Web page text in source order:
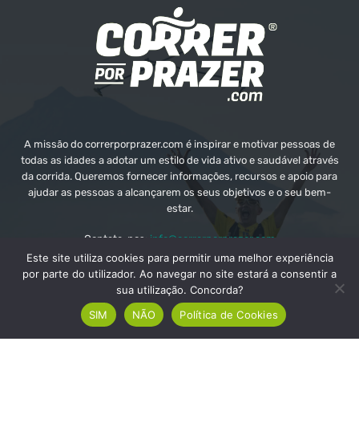
A missão do correrporprazer.com é inspirar e motivar pessoas de
todas as idades a adotar um estilo de vida ativo e saudável através
da corrida. Queremos fornecer informações, recursos e apoio para
ajudar as pessoas a alcançarem os seus objetivos e o seu bem-
estar.
Contate-nos: info@correrporprazer.com
FICHA TÉCNICA MEDIA KIT PUBLICIDADE
Este site utiliza cookies para permitir uma melhor experiência
por parte do utilizador. Ao navegar no site estará a consentir a
sua utilização. Concorda?
SIM
NÃO Política de Cookies